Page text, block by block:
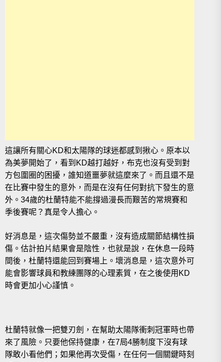
這讓所有關心KD和太陽隊的球迷都感到揪心。原本以
為美夢開始了，看到KD越打越好，布克也沒有受到對
方包圍圈的困擾，誰知道噩夢就這麼來了。而且還不是
在比賽中發生的意外，而是在沒有任何對抗下發生的意
外。34歲的杜蘭特能不能撐過漫長而艱苦的常規賽和
季後賽呢？真是令人擔心。
好消息是，這次傷勢並不嚴重，沒有造成關節結構性損
傷。估計拍片結果會是陰性，也就是說，在休息一段時
間後，杜蘭特還能回到賽場上。壞消息是，這次意外可
能會影響球員和教練團隊的心理素質，在之後使用KD
時會更加小心謹慎。
杜蘭特就像一把雙刃劍，在幫助太陽隊衝刺冠軍時也帶
來了風險。只要他保持健康，在7局4勝制度下沒有球
隊敢小看他們；如果他再次受傷，在任何一個關鍵時刻